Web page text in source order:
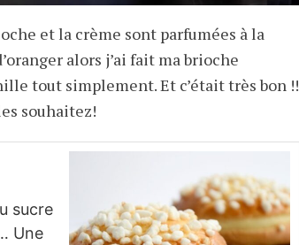
et la crème sont parfumées à la
alors j’ai fait ma brioche
tout simplement. Et c’était très bon !!
souhaitez!
sucre
Une